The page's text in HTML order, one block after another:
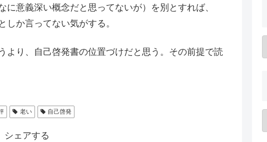
に意義深い概念だと思ってないが）を別とすれば、
しか言ってない気がする。
り、自己啓発書の位置づけだと思う。その前提で読
老い 自己啓発
シェアする